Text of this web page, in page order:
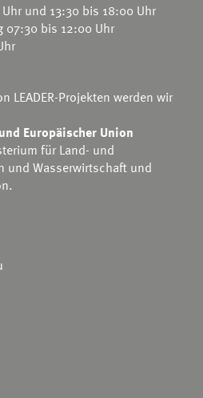
und 13:30 bis 18:00 Uhr
07:30 bis 12:00 Uhr
LEADER-Projekten werden wir
Europäischer Union
für Land- und
und Wasserwirtschaft und